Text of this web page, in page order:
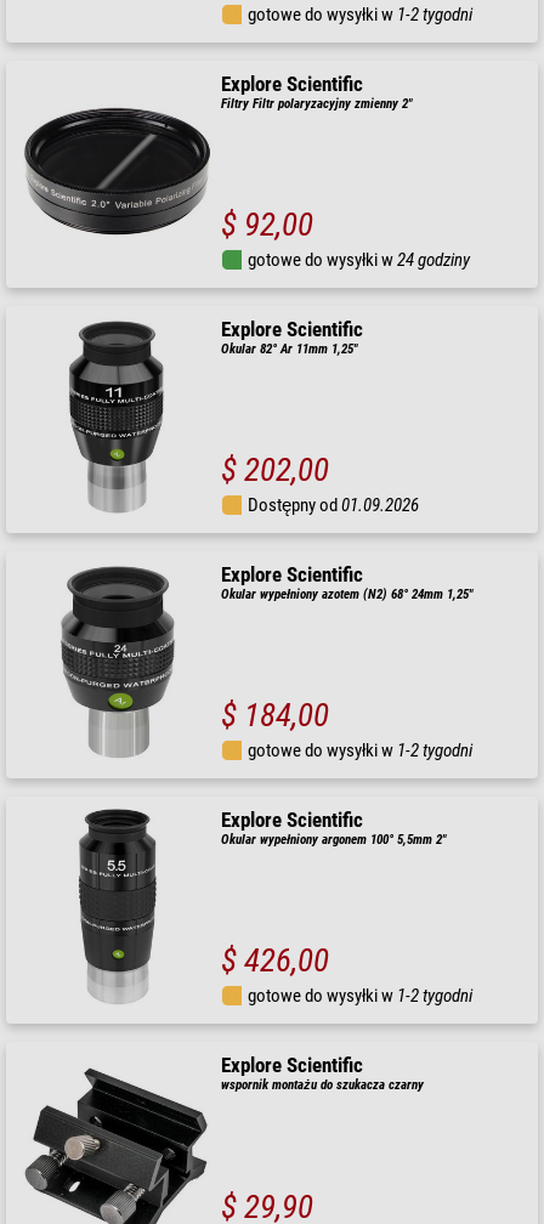
gotowe do wysyłki w 1-2 tygodni
Explore Scientific
Filtry Filtr polaryzacyjny zmienny 2"
$ 92,00
gotowe do wysyłki w24 godziny
Explore Scientific
Okular 82° Ar 11mm 1,25"
$ 202,00
Dostępny od01.09.2026
Explore Scientific
Okular wypełniony azotem (N2) 68° 24mm 1,25"
$ 184,00
gotowe do wysyłki w 1-2 tygodni
Explore Scientific
Okular wypełniony argonem 100° 5,5mm 2"
$ 426,00
gotowe do wysyłki w 1-2 tygodni
Explore Scientific
wspornik montażu do szukacza czarny
$ 29,90